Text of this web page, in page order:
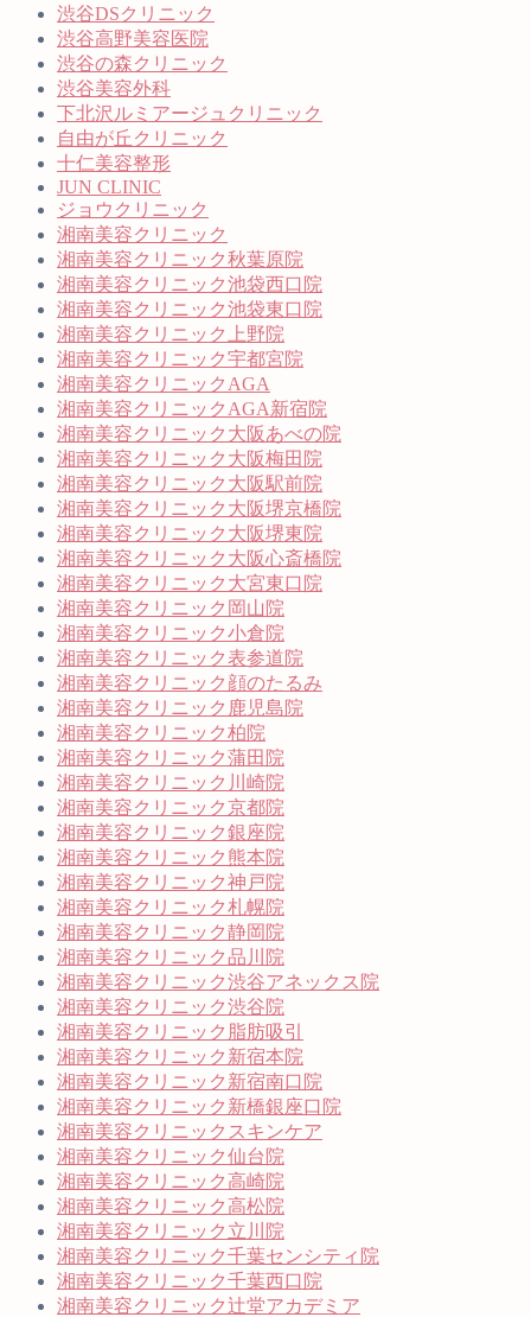
渋谷DSクリニック
渋谷高野美容医院
渋谷の森クリニック
渋谷美容外科
下北沢ルミアージュクリニック
自由が丘クリニック
十仁美容整形
JUN CLINIC
ジョウクリニック
湘南美容クリニック
湘南美容クリニック秋葉原院
湘南美容クリニック池袋西口院
湘南美容クリニック池袋東口院
湘南美容クリニック上野院
湘南美容クリニック宇都宮院
湘南美容クリニックAGA
湘南美容クリニックAGA新宿院
湘南美容クリニック大阪あべの院
湘南美容クリニック大阪梅田院
湘南美容クリニック大阪駅前院
湘南美容クリニック大阪堺京橋院
湘南美容クリニック大阪堺東院
湘南美容クリニック大阪心斎橋院
湘南美容クリニック大宮東口院
湘南美容クリニック岡山院
湘南美容クリニック小倉院
湘南美容クリニック表参道院
湘南美容クリニック顔のたるみ
湘南美容クリニック鹿児島院
湘南美容クリニック柏院
湘南美容クリニック蒲田院
湘南美容クリニック川崎院
湘南美容クリニック京都院
湘南美容クリニック銀座院
湘南美容クリニック熊本院
湘南美容クリニック神戸院
湘南美容クリニック札幌院
湘南美容クリニック静岡院
湘南美容クリニック品川院
湘南美容クリニック渋谷アネックス院
湘南美容クリニック渋谷院
湘南美容クリニック脂肪吸引
湘南美容クリニック新宿本院
湘南美容クリニック新宿南口院
湘南美容クリニック新橋銀座口院
湘南美容クリニックスキンケア
湘南美容クリニック仙台院
湘南美容クリニック高崎院
湘南美容クリニック高松院
湘南美容クリニック立川院
湘南美容クリニック千葉センシティ院
湘南美容クリニック千葉西口院
湘南美容クリニック辻堂アカデミア